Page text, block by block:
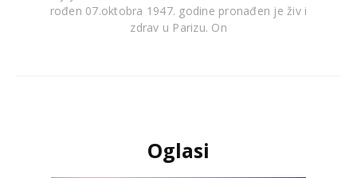
rođen 07.oktobra 1947. godine pronađen je živ i
zdrav u Parizu. On
Oglasi